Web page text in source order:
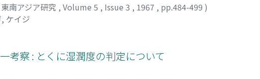
東南アジア研究 , Volume 5 , Issue 3 , 1967 , pp.484-499 )
ケイジ
考察 : とくに湿潤度の判定について